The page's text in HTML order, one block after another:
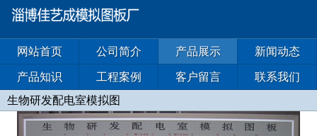
网站首页 公司简介 产品展示 新闻动态
产品知识 工程案例 客户留言
联系我们
生物研发配电室模拟图
照片